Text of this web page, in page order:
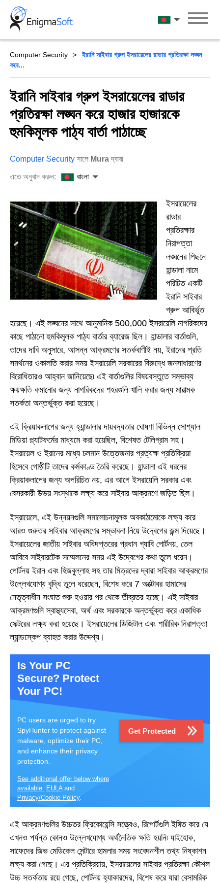
Skip
content
বাংলা
Computer Security
ইরানি সাইবার গ্রুপ ইসরায়েলের রাডার প্রতিরক্ষা লঙ্ঘন
করে...
ইরানি সাইবার গ্রুপ ইসরায়েলের রাডার
প্রতিরক্ষা লঙ্ঘন করে হাজার হাজারকে
হুমকিমূলক পাঠ্য বার্তা পাঠাচ্ছে
Computer Security সালে Muraদ্বারা
এতে অনুবাদ করুন: বাংলা
ইসরায়েলের
রাডার
প্রতিরক্ষার
নিরাপত্তা
লঙ্ঘনের পিছনে
হান্ডালা নামে
পরিচিত একটি
ইরানি সাইবার
গ্রুপ আবির্ভূত
হয়েছে। এই লঙ্ঘনের সাথে আনুমানিক 500,000 ইসরায়েলি নাগরিকদের
কাছে পাঠানো হুমকিমূলক পাঠ্য বার্তার ব্যারেজ ছিল। হান্ডালার বার্তাগুলি,
তাদের দাবি অনুসারে, আসন্ন আক্রমণের সতর্কবাণীই নয়, ইরানের প্রতি
সমর্থনের ওকালতি করার সময় ইসরায়েলি সরকারের বিরুদ্ধে জনসাধারণের
বিরোধিতারও আহ্বান জানিয়েছে৷ এই বার্তাগুলির বিষয়বস্তুতে সম্ভাব্য
ক্ষয়ক্ষতি কমানোর জন্য নাগরিকদের শহরগুলি খালি করার জন্য মারাত্মক
সতর্কতা অন্তর্ভুক্ত করা হয়েছে।
এই ক্রিয়াকলাপের জন্য হ্যান্ডালার দায়বদ্ধতার ঘোষণা বিভিন্ন সোশ্যাল
মিডিয়া প্ল্যাটফর্মের মাধ্যমে করা হয়েছিল, বিশেষত টেলিগ্রাম সহ।
ইসরায়েল ও ইরানের মধ্যে চলমান উত্তেজনার প্রত্যক্ষ প্রতিক্রিয়া
হিসেবে গোষ্ঠীটি তাদের কর্মকাণ্ড তৈরি করেছে। হান্ডালা এই ধরনের
ক্রিয়াকলাপের জন্য অপরিচিত নয়, এর আগে ইসরায়েলি সরকার এবং
বেসরকারী উভয় সংস্থাকে লক্ষ্য করে সাইবার আক্রমণে জড়িত ছিল।
ইস্রায়েলে, এই উন্নয়নগুলি সমালোচনামূলক অবকাঠামোকে লক্ষ্য করে
আরও গুরুতর সাইবার আক্রমণের সম্ভাবনা নিয়ে উদ্বেগের জন্ম দিয়েছে।
ইসরায়েলের জাতীয় সাইবার অধিদপ্তরের প্রধান গ্যাবি পোর্টনয়, তেল
আবিবে সাইবারটেক সম্মেলনের সময় এই উদ্বেগের কথা তুলে ধরেন।
পোর্টনয় ইরান এবং হিজবুল্লাহ সহ তার মিত্রদের দ্বারা সাইবার আক্রমণের
উল্লেখযোগ্য বৃদ্ধি তুলে ধরেছেন, বিশেষ করে 7 অক্টোবর হামাসের
নেতৃত্বাধীন সংঘাত শুরু হওয়ার পর থেকে তীব্রতর হচ্ছে। এই সাইবার
আক্রমণগুলি স্বাস্থ্যসেবা, অর্থ এবং সরকারকে অন্তর্ভুক্ত করে একাধিক
সেক্টরের লক্ষ্য করা হয়েছে। ইসরায়েলের ডিজিটাল এবং শারীরিক নিরাপত্তা
ল্যান্ডস্কেপ ব্যাহত করার উদ্দেশ্য।
Is Your PC
Secure? Protect
Your PC!
PC users are urged to try
SpyHunter to protect against
malware, optimize their PC,
and enhance their privacy
protection.
Get Protected
See additional offer below where
available. EULAand
Privacy/Cookie Policy.
এই আক্রমণগুলির উচ্চতর ফ্রিকোয়েন্সি সত্ত্বেও, রিপোর্টগুলি ইঙ্গিত করে যে
এখনও পর্যন্ত কোনও উল্লেখযোগ্য অর্থনৈতিক ক্ষতি হয়নি৷ যাইহোক,
সাফেদের জিভ মেডিকেল সেন্টারে হামলার সময় সংবেদনশীল তথ্য নিষ্কাশন
লক্ষ্য করা গেছে। এর প্রতিক্রিয়ায়, ইসরায়েলের সাইবার প্রতিরক্ষা কৌশল
উচ্চ সতর্কতায় রয়ে গেছে, পোর্টনয় হ্যাকারদের, বিশেষ করে যারা বেসামরিক